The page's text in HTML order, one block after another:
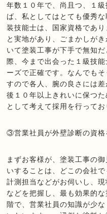
年数１０年で、尚且つ、１
ば、私としてはとても優秀
装技能士は、国家資格であ
と実地があり、ごまかしが
いて塗装工事が下手で無知
際、今まで出会った１級技
ーズで正確です。なんでも
すので各人、腕の良さには
後１０年以上きれいに保つ
として考えて採用を行ってお
③営業社員が外壁診断の資格
まずお客様が、塗装工事の
いすることは、どこの会社
計測担当などがお伺いし、
などを把握し、最も効果的
階で、営業社員の知識が少